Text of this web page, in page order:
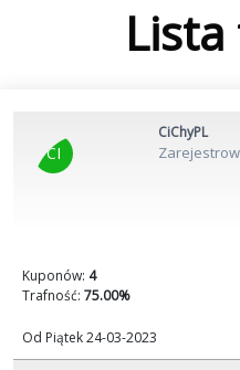
CI
CiChyPL
Kuponów: 4
Trafność: 75.00%
Od Piątek 24-03-2023